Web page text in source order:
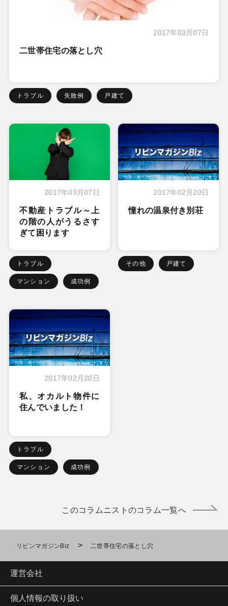
2017年03月07日
二世帯住宅の落とし穴
トラブル 失敗例 戸建て
2017年03月07日
不動産トラブル～上
の階の人がうるさす
ぎて困ります
トラブル
マンション 成功例
2017年02月20日
憧れの温泉付き別荘
その他 戸建て
2017年02月20日
私、オカルト物件に
住んでいました！
トラブル
マンション 成功例
このコラムニストのコラム一覧へ
リビンマガジンBiz > 二世帯住宅の落とし穴
運営会社
個人情報の取り扱い